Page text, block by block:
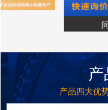
产品四大优